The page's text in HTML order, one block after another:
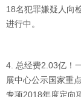
18名犯罪嫌疑人向
进行中。
4. 总经费2.03亿！
展中心公示国家重
专项2018年度定向